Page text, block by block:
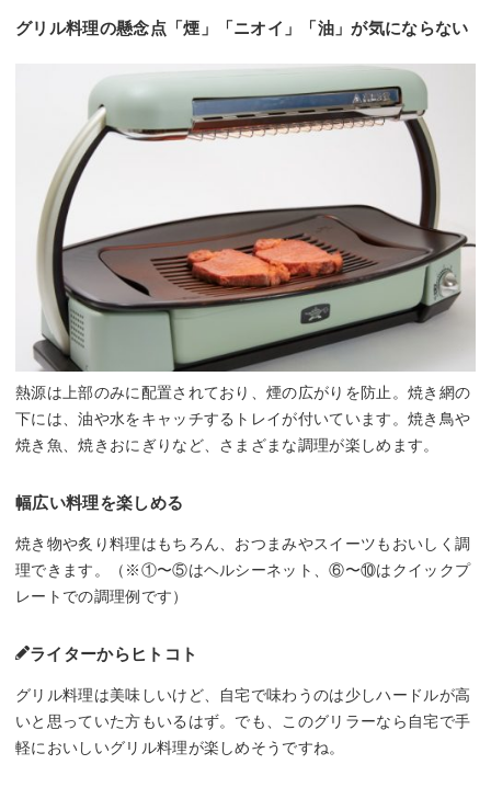
グリル料理の懸念点「煙」「ニオイ」「油」が気にならない
熱源は上部のみに配置されており、煙の広がりを防止。焼き網の
下には、油や水をキャッチするトレイが付いています。焼き鳥や
焼き魚、焼きおにぎりなど、さまざまな調理が楽しめます。
幅広い料理を楽しめる
焼き物や炙り料理はもちろん、おつまみやスイーツもおいしく調
理できます。（※①〜⑤はヘルシーネット、⑥〜⑩はクイックプ
レートでの調理例です）
ライターからヒトコト
グリル料理は美味しいけど、自宅で味わうのは少しハードルが高
いと思っていた方もいるはず。でも、このグリラーなら自宅で手
軽においしいグリル料理が楽しめそうですね。